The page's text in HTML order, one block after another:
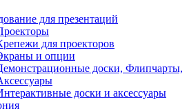
для презентаций
для проекторов
и опции
доски, Флипчарты,
доски и аксессуары